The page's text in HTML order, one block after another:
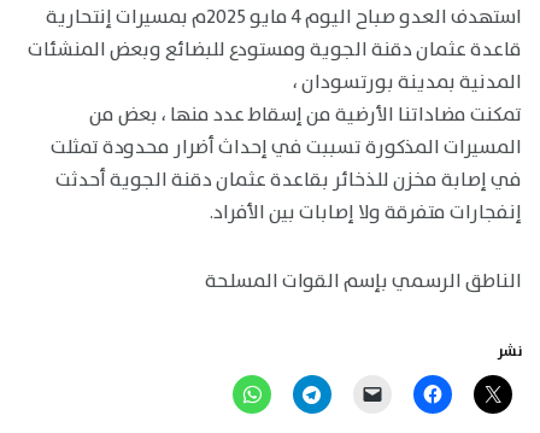
استهدف العدو صباح اليوم 4 مايو 2025م بمسيرات إنتحارية
قاعدة عثمان دقنة الجوية ومستودع للبضائع وبعض المنشئات
المدنية بمدينة بورتسودان ،
تمكنت مضاداتنا الأرضية من إسقاط عدد منها ، بعض من
المسيرات المذكورة تسببت في إحداث أضرار محدودة تمثلت
في إصابة مخزن للذخائر بقاعدة عثمان دقنة الجوية أحدثت
إنفجارات متفرقة ولا إصابات بين الأفراد.
الناطق الرسمي بإسم القوات المسلحة
نشر